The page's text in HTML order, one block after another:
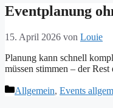
Eventplanung
15. April 2026 von Louie
Planung kann schnell
müssen stimmen – der
Kategorien
Allgemein, Events